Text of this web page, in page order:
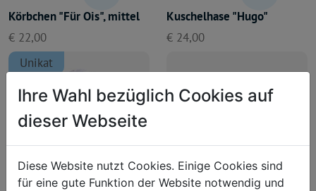
Körbchen "Für Ois", mittel
€ 22,00
Kuschelhase "Hugo"
€ 24,00
Unikat
Ihre Wahl bezüglich Cookies auf
dieser Webseite
Diese Website nutzt Cookies. Einige Cookies sind
für eine gute Funktion der Website notwendig und